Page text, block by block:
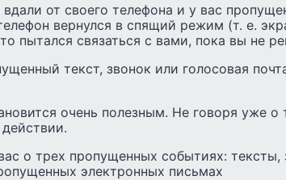
от своего телефона и у вас
вернулся в спящий режим (т. е.
пытался связаться с вами, пока вы не
текст, звонок или голосовая
очень полезным. Не говоря уже
о трех пропущенных событиях:
электронных письмах